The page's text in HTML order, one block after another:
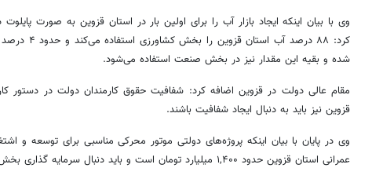
وی با بیان اینکه ایجاد بازار آب را برای اولین بار در استان قزوین به صورت
کرد: ۸۸ درصد
شده و بقیه این مقدار نیز در بخش صنعت استفاده می‌شود.
مقام عالی دولت در قزوین اضافه کرد: شفافیت حقوق کارمندان دولت در دستور
قزوین نیز باید به دنبال ایجاد شفافیت باشند.
وی در پایان با بیان اینکه پروژه‌های دولتی موتور محرکی مناسبی برای توسعه و
عمرانی استان قزوین حدود ۱,۴۰۰ میلیارد تومان است و باید دنبال سرمایه گذاری بخش خصوصی باشیم.